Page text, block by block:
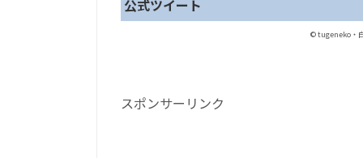
公式ツイート
© tugeneko・
スポンサーリンク